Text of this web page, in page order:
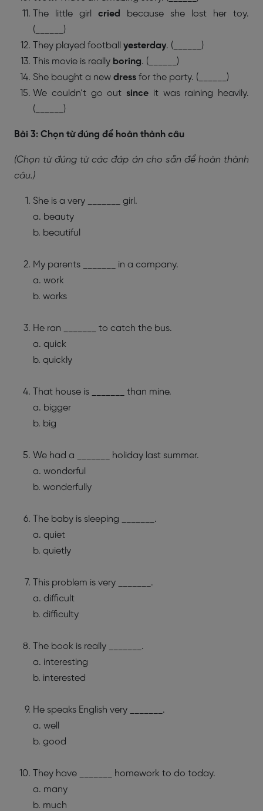
The little girl cried because she lost her toy.
(______)
They played football yesterday. (______)
This movie is really boring. (______)
She bought a new dress for the party. (______)
We couldn’t go out since it was raining heavily.
(______)
Bài 3: Chọn từ đúng để hoàn thành câu
(Chọn từ đúng từ các đáp án cho sẵn để hoàn thành
câu.)
She is a very _______ girl.
a. beauty
b. beautiful
My parents _______ in a company.
a. work
b. works
He ran _______ to catch the bus.
a. quick
b. quickly
That house is _______ than mine.
a. bigger
b. big
We had a _______ holiday last summer.
a. wonderful
b. wonderfully
The baby is sleeping _______.
a. quiet
b. quietly
This problem is very _______.
a. difficult
b. difficulty
The book is really _______.
a. interesting
b. interested
He speaks English very _______.
a. well
b. good
They have _______ homework to do today.
a. many
b. much